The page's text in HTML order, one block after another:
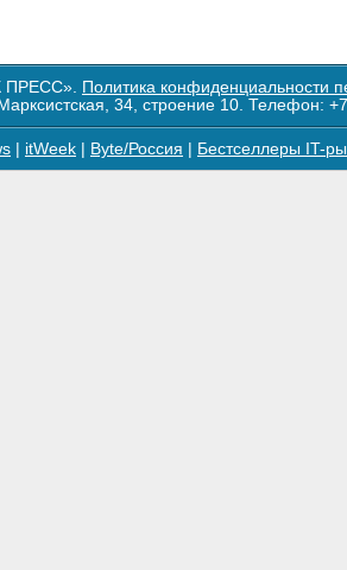
ПРЕСС». Политика конфиденциальности
34, строение 10. Телефон:
itWeek Byte/Россия Бестселлеры IT-